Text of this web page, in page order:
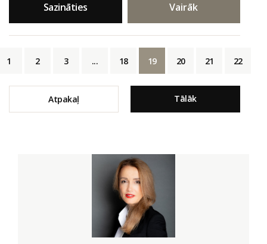
Sazināties Vairāk
1 2 3 ... 18 19 20 21 22
Atpakaļ Tālāk